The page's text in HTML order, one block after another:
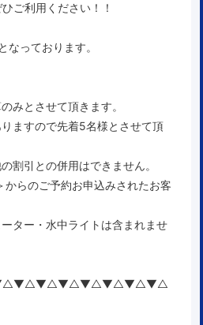
ご利用ください！！
なっております。
とさせて頂きます。
ますので先着5名様とさせて頂
引との併用はできません。
らのご予約お申込みされたお客
ター・水中ライトは含まれませ